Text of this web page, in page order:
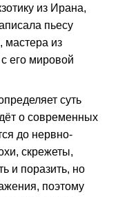
из Ирана,
пьесу
мастера из
его мировой
суть
о современных
до нервно-
скрежеты,
и поразить, но
поэтому